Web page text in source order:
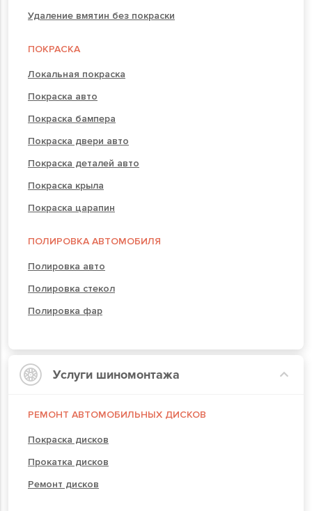
Удаление вмятин без покраски
ПОКРАСКА
Локальная покраска
Покраска авто
Покраска бампера
Покраска двери авто
Покраска деталей авто
Покраска крыла
Покраска царапин
ПОЛИРОВКА АВТОМОБИЛЯ
Полировка авто
Полировка стекол
Полировка фар
Услуги шиномонтажа
РЕМОНТ АВТОМОБИЛЬНЫХ ДИСКОВ
Покраска дисков
Прокатка дисков
Ремонт дисков